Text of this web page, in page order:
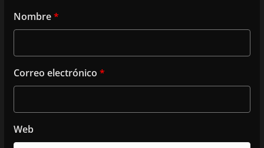
Nombre*
Correo electrónico *
Web